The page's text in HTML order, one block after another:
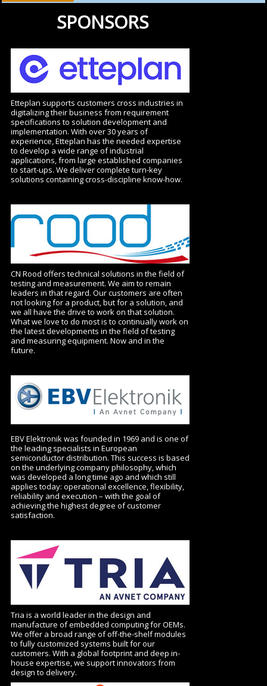
SPONSORS
Etteplan supports customers cross industries in
digitalizing their business from requirement
specifications to solution development and
implementation. With over 30 years of
experience, Etteplan has the needed expertise
to develop a wide range of industrial
applications, from large established companies
to start-ups. We deliver complete turn-key
solutions containing cross-discipline know-how.
CN Rood offers technical solutions in the field of
testing and measurement. We aim to remain
leaders in that regard. Our customers are often
not looking for a product, but for a solution, and
we all have the drive to work on that solution.
What we love to do most is to continually work on
the latest developments in the field of testing
and measuring equipment. Now and in the
future.
EBV Elektronik was founded in 1969 and is one of
the leading specialists in European
semiconductor distribution. This success is based
on the underlying company philosophy, which
was developed a long time ago and which still
applies today: operational excellence, flexibility,
reliability and execution – with the goal of
achieving the highest degree of customer
satisfaction.
Tria is a world leader in the design and
manufacture of embedded computing for OEMs.
We offer a broad range of off-the-shelf modules
to fully customized systems built for our
customers. With a global footprint and deep in-
house expertise, we support innovators from
design to delivery.